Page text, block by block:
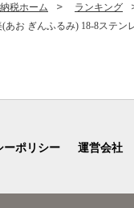
税ホーム ランキング
あお ぎんふるみ) 18-8ステン
ーポリシー 運営会社